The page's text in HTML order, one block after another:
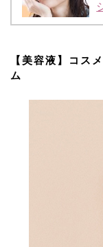
【美容液】コス
ム